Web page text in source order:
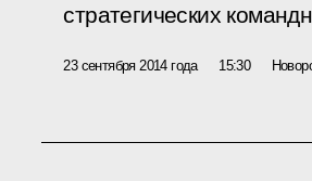
стратегических
23 сентября 2014 года 15:30